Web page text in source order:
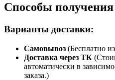
Способы получения
Варианты доставки:
Самовывоз (Бесплатно
Доставка через ТК
автоматически в
заказа.)